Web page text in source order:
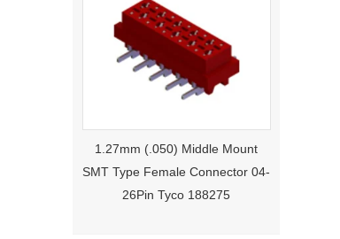
1.27mm (.050) Middle Mount
SMT Type Female Connector 04-
26Pin Tyco 188275